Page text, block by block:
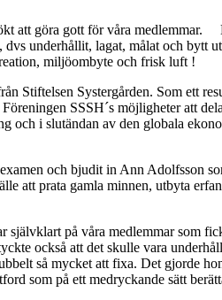
att göra gott för våra
underhållit, lagat, målat och bytt
miljöombyte och frisk luft !
Stiftelsen Systergården. Som ett
SSSH´s möjligheter att
och i slutändan av den globala
och bjudit in Ann Adolfsson
att prata gamla minnen, utbyta
på våra medlemmar som
också att det skulle vara
så mycket att fixa. Det gjorde
som på ett medryckande sätt